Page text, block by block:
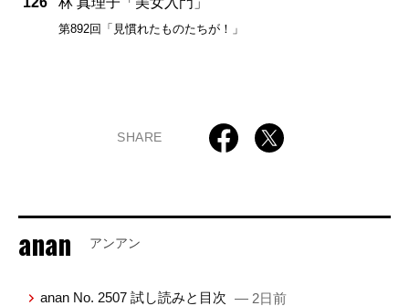
第892回「見慣れたものたちが！」
SHARE
anan アンアン
anan No. 2507 試し読みと目次 — 2日前